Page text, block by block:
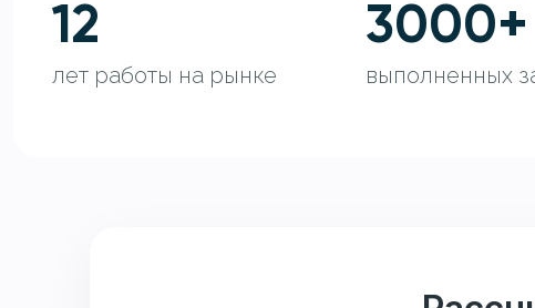
12
лет работы на рынке
3000+
выполненных